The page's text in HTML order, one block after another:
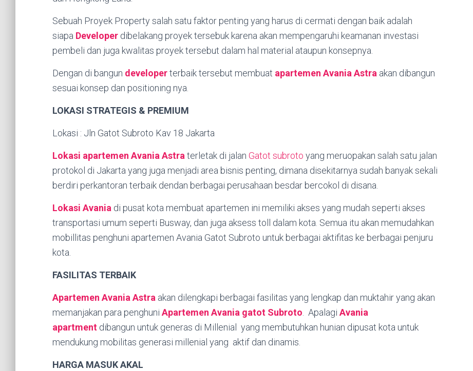
Sebuah Proyek Property salah satu faktor penting yang harus di cermati dengan baik adalah
siapa Developer dibelakang proyek tersebuk karena akan mempengaruhi keamanan investasi
pembeli dan juga kwalitas proyek tersebut dalam hal material ataupun konsepnya.
Dengan di bangun developerterbaik tersebut membuat apartemen Avania Astra akan dibangun
sesuai konsep dan positioning nya.
LOKASI STRATEGIS & PREMIUM
Lokasi : Jln Gatot Subroto Kav 18 Jakarta
Lokasi apartemen Avania Astra terletak di jalan Gatot subroto yang meruopakan salah satu jalan
protokol di Jakarta yang juga menjadi area bisnis penting, dimana disekitarnya sudah banyak sekali
berdiri perkantoran terbaik dendan berbagai perusahaan besdar bercokol di disana.
Lokasi Avania di pusat kota membuat apartemen ini memiliki akses yang mudah seperti akses
transportasi umum seperti Busway, dan juga aksess toll dalam kota. Semua itu akan memudahkan
mobillitas penghuni apartemen Avania Gatot Subroto untuk berbagai aktifitas ke berbagai penjuru
kota.
FASILITAS TERBAIK
Apartemen Avania Astra akan dilengkapi berbagai fasilitas yang lengkap dan muktahir yang akan
memanjakan para penghuni Apartemen Avania gatot Subroto . Apalagi Avania
apartment dibangun untuk generas di Millenial yang membutuhkan hunian dipusat kota untuk
mendukung mobilitas generasi millenial yang aktif dan dinamis.
HARGA MASUK AKAL